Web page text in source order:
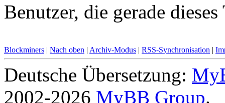
Benutzer, die gerade
Blockminers | Nach oben | Archiv-Modus | RSS-Synchronisation |
Deutsche Übersetzung:
2002-2026 MyBB Group.